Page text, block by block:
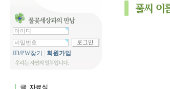
ID/PW찾기 회원가입